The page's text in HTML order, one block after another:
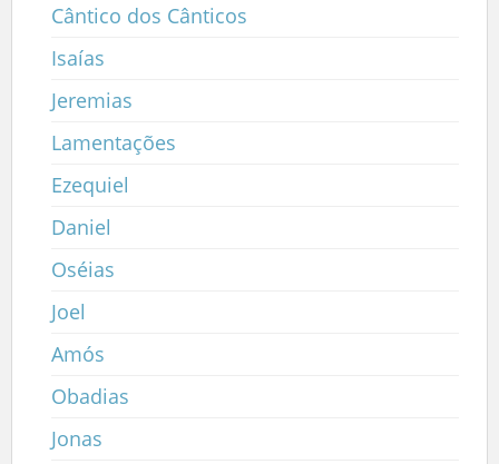
Cântico dos Cânticos
Isaías
Jeremias
Lamentações
Ezequiel
Daniel
Oséias
Joel
Amós
Obadias
Jonas